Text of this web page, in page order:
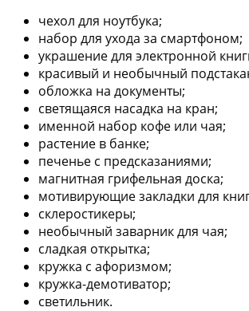
чехол для ноутбука;
набор для ухода за смартфоном;
украшение для электронной
красивый и необычный
обложка на документы;
светящаяся насадка на кран;
именной набор кофе или чая;
растение в банке;
печенье с предсказаниями;
магнитная грифельная доска;
мотивирующие закладки для
склеростикеры;
необычный заварник для чая;
сладкая открытка;
кружка с афоризмом;
кружка-демотиватор;
светильник.